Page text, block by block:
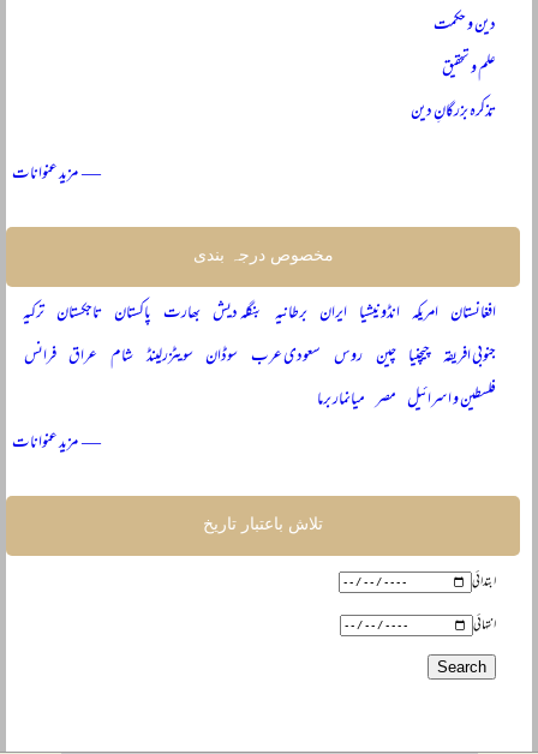
دین و حکمت
علم و تحقیق
تذکرہ بزرگانِ دین
— مزید عنوانات
مخصوص درجہ بندی
افغانستان امریکہ انڈونیشیا ایران برطانیہ بنگلہ دیش بھارت پاکستان تاجکستان ترکیہ
جنوبی افریقہ چیچنیا چین روس سعودی عرب سوڈان سویٹزرلینڈ شام عراق فرانس
فلسطین و اسرائیل مصر میانمار برما
— مزید عنوانات
تلاش باعتبار تاریخ
ابتدائی
انتہائی